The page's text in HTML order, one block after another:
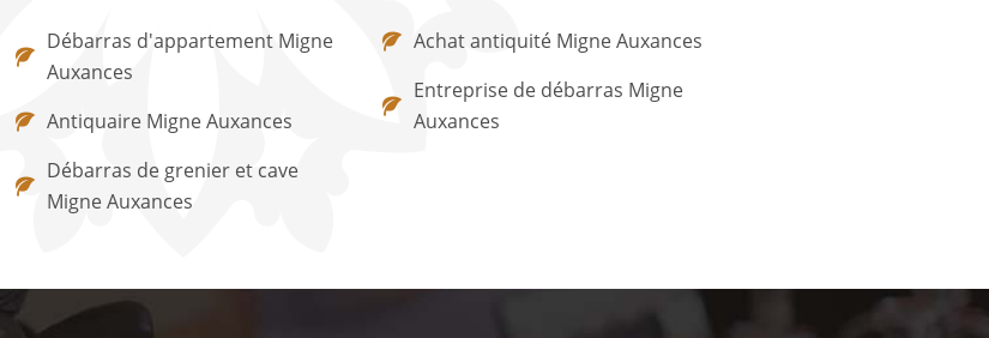
Débarras d'appartement Migne
Auxances
Antiquaire Migne Auxances
Débarras de grenier et cave
Migne Auxances
Achat antiquité Migne Auxances
Entreprise de débarras Migne
Auxances